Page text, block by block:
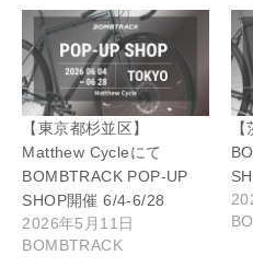
【東京都杉並区】
Matthew Cycleにて
BOMBTRACK POP-UP
SHOP開催 6/4-6/28
2026年5月11日
BOMBTRACK